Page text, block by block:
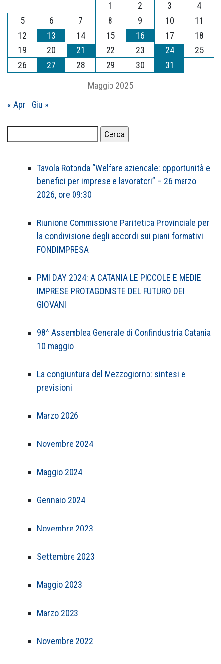
Maggio 2025
1
2 3
4
5
6 7 8 9 10
11
12
13 14 15 16 17
18
19
20 21 22 23 24
25
26
27 28 29 30 31
« Apr Giu »
per:
Tavola Rotonda “Welfare aziendale: opportunità e
benefici per imprese e lavoratori” – 26 marzo
2026, ore 09:30
Riunione Commissione Paritetica Provinciale per
la condivisione degli accordi sui piani formativi
FONDIMPRESA
PMI DAY 2024: A CATANIA LE PICCOLE E MEDIE
IMPRESE PROTAGONISTE DEL FUTURO DEI
GIOVANI
98^ Assemblea Generale di Confindustria Catania
10 maggio
La congiuntura del Mezzogiorno: sintesi e
previsioni
Marzo 2026
Novembre 2024
Maggio 2024
Gennaio 2024
Novembre 2023
Settembre 2023
Maggio 2023
Marzo 2023
Novembre 2022